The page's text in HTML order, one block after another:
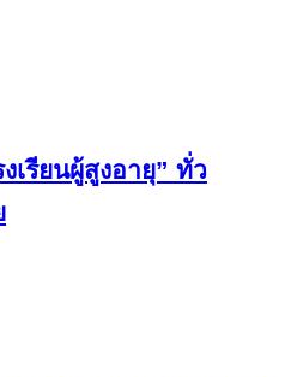
เรียนผู้สูงอายุ” ทั่ว